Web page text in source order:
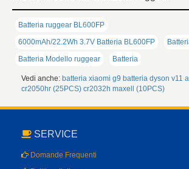
Batteria ruggear BL600FP
6000mAh/22.2Wh 3.7V Batteria BL600FP
Batteria Modello ruggear
Batteria
Vedi anche: batteria xiaomi g9 batteria dyson v11
cr2050hr (25PCS) cr2032h maxell (10PCS)
SERVICE
Domande Frequenti